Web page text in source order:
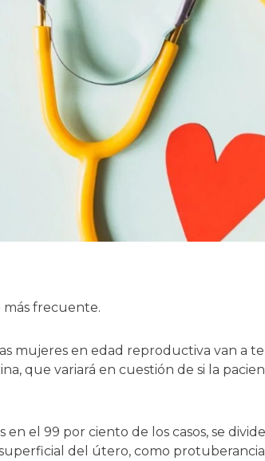
frecuente.
mujeres en edad reproductiva van a
que variará en cuestión de si la
el 99 por ciento de los casos, se
del útero, como